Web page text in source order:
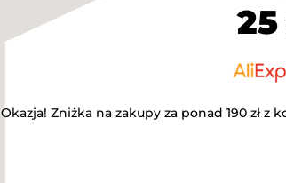
25
Okazja! Zniżka na zakupy za ponad 190 zł z